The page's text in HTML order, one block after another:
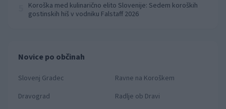
Koroška med kulinarično elito Slovenije: Sedem koroških
gostinskih hiš v vodniku Falstaff 2026
Novice po občinah
Slovenj Gradec
Ravne na Koroškem
Dravograd
Radlje ob Dravi